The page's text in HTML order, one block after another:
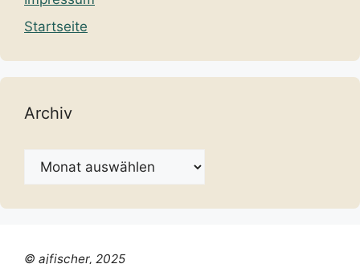
Startseite
Archiv
Archiv
© ajfischer, 2025